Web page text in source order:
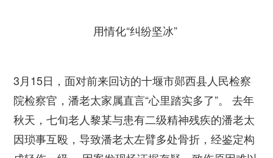
用情化“纠纷坚冰”
3月15日，面对前来回访的十堰市郧西县人民检察
院检察官，潘老太家属直言“心里踏实多了”。 去年
秋天，七旬老人黎某与患有二级精神残疾的潘老太
因琐事互殴，导致潘老太左臂多处骨折，经鉴定构